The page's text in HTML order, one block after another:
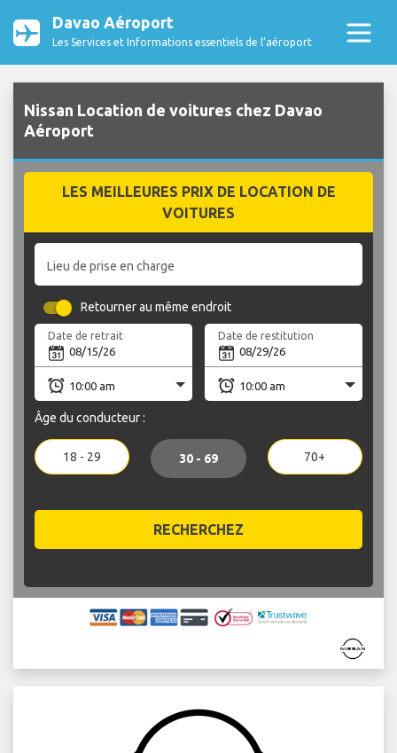
Davao Aéroport
Les Services et Informations essentiels de l’aéroport
Nissan Location de voitures chez Davao
Aéroport
LES MEILLEURES PRIX DE LOCATION DE
VOITURES
Lieu de prise en charge
Retourner au même endroit
Date de retrait Date de restitution
Âge du conducteur :
18 - 29 30 - 69 70+
RECHERCHEZ